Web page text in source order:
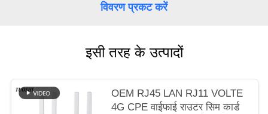
POLICY
विवरण प्रकट करें
इसी तरह के उत्पादों
OEM RJ45 LAN RJ11 VOLTE
4G CPE वाईफाई राउटर सिम कार्ड